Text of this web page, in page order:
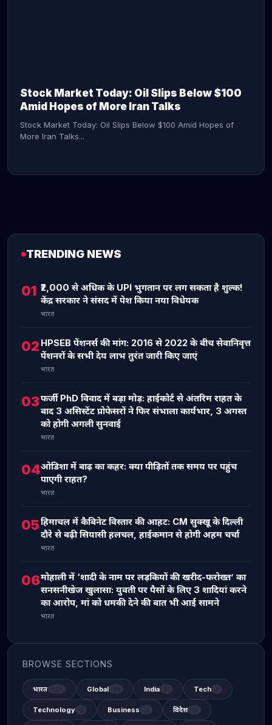
Stock Market Today: Oil Slips Below $100
Amid Hopes of More Iran Talks
Stock Market Today: Oil Slips Below $100 Amid Hopes of
More Iran Talks...
TRENDING NEWS
01 ₹2,000 से अधिक के UPI भुगतान पर लग सकता है शुल्क!
केंद्र सरकार ने संसद में पेश किया नया विधेयक
भारत
02 HPSEB पेंशनर्स की मांग: 2016 से 2022 के बीच सेवानिवृत्त
पेंशनरों के सभी देय लाभ तुरंत जारी किए जाएं
भारत
03फर्जी PhD विवाद में बड़ा मोड़: हाईकोर्ट से अंतरिम राहत के
बाद 3 असिस्टेंट प्रोफेसरों ने फिर संभाला कार्यभार, 3 अगस्त
को होगी अगली सुनवाई
भारत
04ओडिशा में बाढ़ का कहर: क्या पीड़ितों तक समय पर पहुंच
पाएगी राहत?
भारत
05हिमाचल में कैबिनेट विस्तार की आहट: CM सुक्खू के दिल्ली
दौरे से बढ़ी सियासी हलचल, हाईकमान से होगी अहम चर्चा
भारत
06मोहाली में ‘शादी के नाम पर लड़कियों की खरीद-फरोख्त’ का
सनसनीखेज खुलासा: युवती पर पैसों के लिए 3 शादियां करने
का आरोप, मां को धमकी देने की बात भी आई सामने
भारत
BROWSE SECTIONS
भारत Global India Tech
Technology Business विदेश